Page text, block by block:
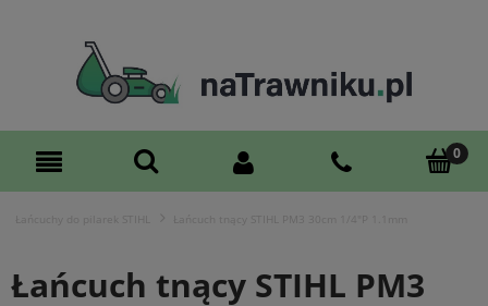
Łańcuch tnący STIHL PM3 30cm 1/4"P 1.1mm
Łańcuch tnący STIHL PM3